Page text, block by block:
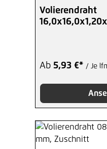
Volierendraht
Ab 5,93 €* / Je